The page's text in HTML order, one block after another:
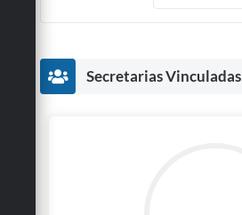
Secretarias Vinculadas